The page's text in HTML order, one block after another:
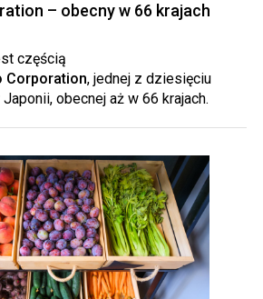
– obecny w 66 krajach
częścią
Corporation, jednej z dziesięciu
obecnej aż w 66 krajach.